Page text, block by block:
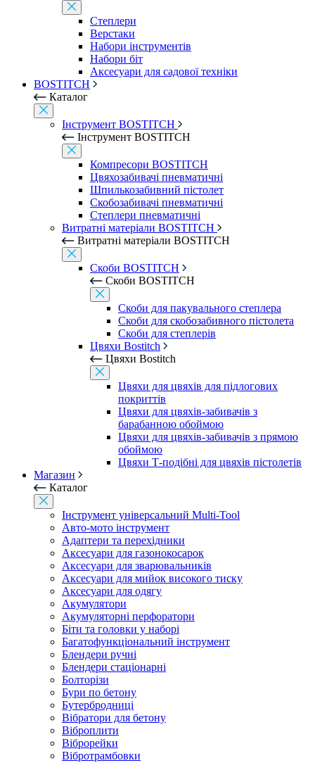
Степлери
Верстаки
Набори інструментів
Набори біт
Аксесуари для садової техніки
BOSTITCH
Каталог
Інструмент BOSTITCH
Інструмент BOSTITCH
Компресори BOSTITCH
Цвяхозабивачі пневматичні
Шпилькозабивний пістолет
Скобозабивачі пневматичні
Степлери пневматичні
Витратні матеріали BOSTITCH
Витратні матеріали BOSTITCH
Скоби BOSTITCH
Скоби BOSTITCH
Скоби для пакувального степлера
Скоби для скобозабивного пістолета
Скоби для степлерів
Цвяхи Bostitch
Цвяхи Bostitch
Цвяхи для цвяхів для підлогових
покриттів
Цвяхи для цвяхів-забивачів з
барабанною обоймою
Цвяхи для цвяхів-забивачів з прямою
обоймою
Цвяхи Т-подібні для цвяхів пістолетів
Магазин
Каталог
Інструмент універсальний Multi-Tool
Авто-мото інструмент
Адаптери та перехідники
Аксесуари для газонокосарок
Аксесуари для зварювальників
Аксесуари для мийок високого тиску
Аксесуари для одягу
Акумулятори
Акумуляторні перфоратори
Біти та головки у наборі
Багатофункціональний інструмент
Блендери ручні
Блендери стаціонарні
Болторізи
Бури по бетону
Бутербродниці
Вібратори для бетону
Віброплити
Віброрейки
Вібротрамбовки